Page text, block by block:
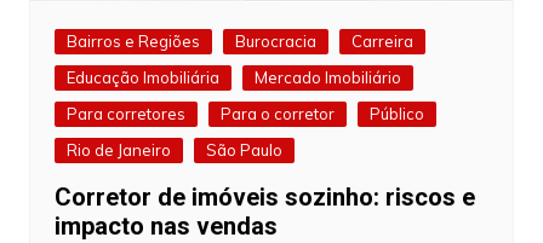
Bairros e Regiões Burocracia
Carreira
Educação Imobiliária
Mercado Imobiliário
Para corretores
Para o corretor
Público
Rio de Janeiro
São Paulo
Corretor de imóveis sozinho: riscos e
impacto nas vendas